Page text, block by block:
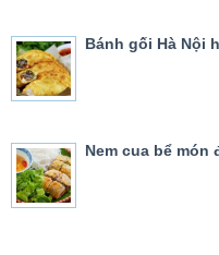
Bánh gối Hà Nội
Nem cua bể món